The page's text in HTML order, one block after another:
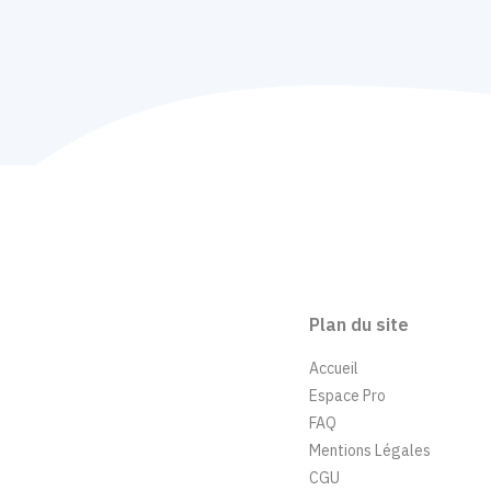
Plan du site
Accueil
Espace Pro
FAQ
Mentions Légales
CGU